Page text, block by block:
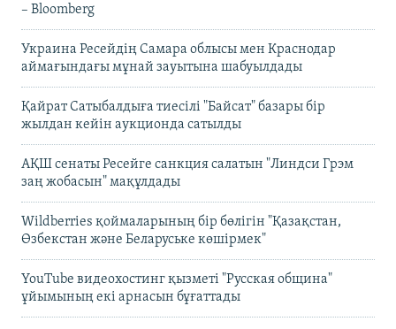
– Bloomberg
Украина Ресейдің Самара облысы мен Краснодар
аймағындағы мұнай зауытына шабуылдады
Қайрат Сатыбалдыға тиесілі "Байсат" базары бір
жылдан кейін аукционда сатылды
АҚШ сенаты Ресейге санкция салатын "Линдси Грэм
заң жобасын" мақұлдады
Wildberries қоймаларының бір бөлігін "Қазақстан,
Өзбекстан және Беларуське көшірмек"
YouTube видеохостинг қызметі "Русская община"
ұйымының екі арнасын бұғаттады